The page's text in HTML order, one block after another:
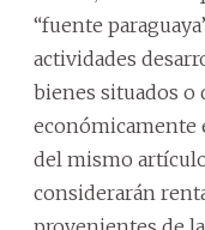
“fuente
actividades
bienes situados o
económicamente
del mismo
considerarán